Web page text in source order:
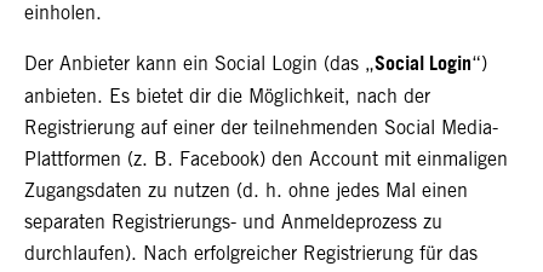
einholen.
Der Anbieter kann ein Social Login (das „Social Login“)
anbieten. Es bietet dir die Möglichkeit, nach der
Registrierung auf einer der teilnehmenden Social Media-
Plattformen (z. B. Facebook) den Account mit einmaligen
Zugangsdaten zu nutzen (d. h. ohne jedes Mal einen
separaten Registrierungs- und Anmeldeprozess zu
durchlaufen). Nach erfolgreicher Registrierung für das